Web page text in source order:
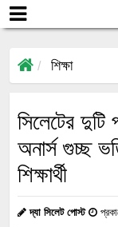
শিক্ষা
সিলেটের দুটি
অনার্স গুচ্ছ
শিক্ষার্থী
দ্যা সিলেট পোস্ট